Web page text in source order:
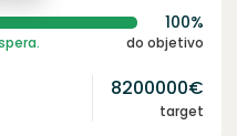
100%
do objetivo
8200000€
target